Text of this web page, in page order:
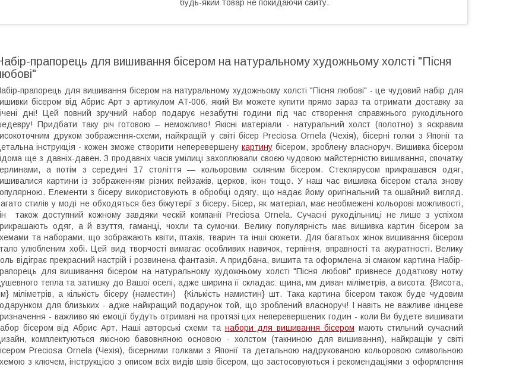
будь-який товар не покидаючи сайту.
прапорець для вишивання бісером на натуральному художньому холсті "Пісня
прапорець для вишивання бісером на натуральному художньому холсті "Пісня любові" - це чудовий набір для
бісером від Абрис Арт з артикулом AT-006, який Ви можете купити прямо зараз та отримати доставку за
дні! Цей повний зручний набор подарує незабутні години під час створення справжнього рукодільного
Придбати таку річ готовою – неможливо! Якісні матеріали - натуральний холст (полотно) з яскравим
друком зображення-схеми, найкращій у світі бісер Preciosa Ornela (Чехія), бісерні голки з Японії та
інструкція - кожен зможе створити неперевершену картинубісером, зроблену власноруч. Вишивка бісером
ще з давніх-давен. З продавніх часів умілиці захоплювали своєю чудовою майстерністю вишивання, спочатку
а потім з середині 17 століття — кольоровим скляним бісером. Стеклярусом прикрашався одяг,
картини із зображенням різних пейзажів, церков, ікон тощо. У наш час вишивка бісером стала знову
Елементи з бісеру використовують в обробці одягу, що надає йому оригінальний та ошайний вигляд.
стилів у моді не обходяться без біжутерії з бісеру. Бісер, як матеріал, має необмежені кольорові можливості,
також доступний кожному завдяки ческій компанії Preciosa Ornela. Сучасні рукодільниці не лише з успіхом
одяг, а й взуття, гаманці, чохли та сумочки. Велику популярність має вишивка картин бісером за
та наборами, що зображають квіти, птахів, тварин та інші сюжети. Для багатьох жінок вишивання бісером
улюбленим хобі. Цей вид творчості вимагає особливих навичок, терпіння, вправності та акуратності. Велику
відіграє прекрасний настрій і розвинена фантазія. А придбана, вишита та оформлена зі смаком картина Набір-
для вишивання бісером на натуральному художньому холсті "Пісня любові" привнесе додаткову нотку
тепла та затишку до Вашої оселі, адже ширина її складає: щина, мм диван міліметрів, а висота: {Висота,
міліметрів, а кількість бісеру (наместин) {Кількість намистин} шт. Така картина бісером також буде чудовим
для близьких - адже найкращий подарунок той, що зроблений власноруч! І навіть не важливе кінцеве
- важливо які емоції будуть отримані на протязі цих неперевершених годин - коли Ви будете вишивати
бісером від Абрис Арт. Наші авторські схеми та набори для вишивання бісером мають стильний сучасний
комплектуються якісною бавовняною основою - холстом (такниною для вишивання), найкращім у світі
Preciosa Ornela (Чехія), бісерними голками з Японії та детальною надрукованою кольоровою символьною
з ключем, інструкцією з описом всіх видів швів бісером, що застосовуються і рекомендаціями з оформлення